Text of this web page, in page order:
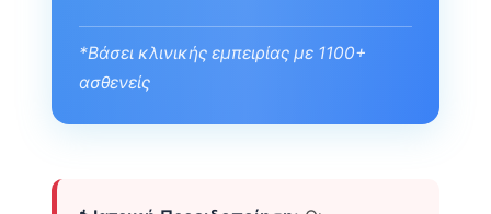
*Βάσει κλινικής εμπειρίας με 1100+
ασθενείς